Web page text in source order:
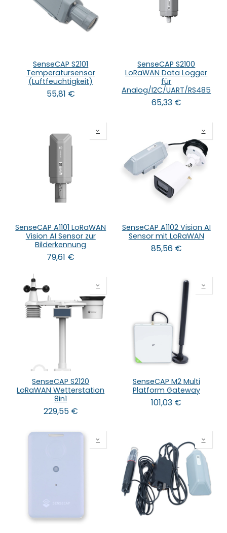
SenseCAP S2101
Temperatursensor
(Luftfeuchtigkeit)
55,81 €
SenseCAP S2100
LoRaWAN Data Logger
für
Analog/I2C/UART/RS485
65,33€
SenseCAP A1101 LoRaWAN
Vision AI Sensor zur
Bilderkennung
79,61 €
SenseCAP A1102 Vision AI
Sensor mit LoRaWAN
85,56€
SenseCAP S2120
LoRaWAN Wetterstation
8in1
229,55€
SenseCAP M2 Multi
Platform Gateway
101,03 €